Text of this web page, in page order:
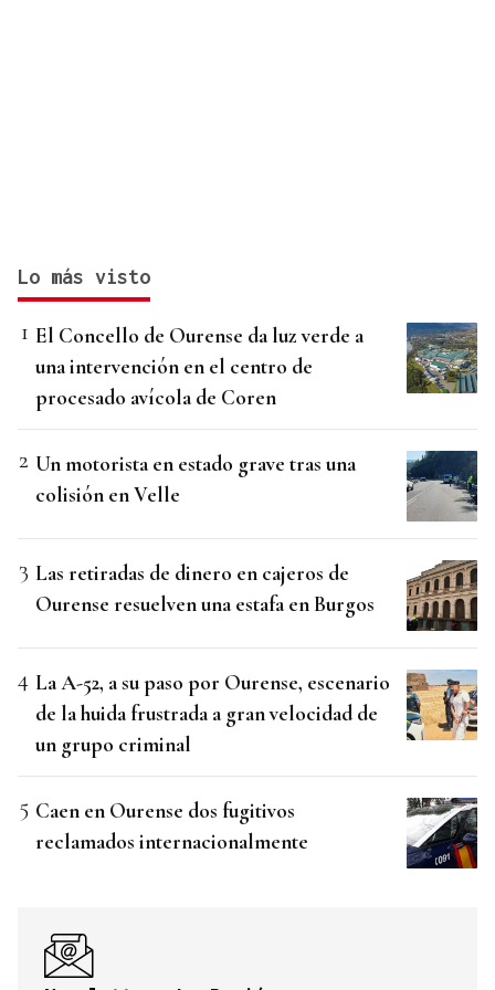
Lo más visto
El Concello de Ourense da luz verde a
una intervención en el centro de
procesado avícola de Coren
Un motorista en estado grave tras una
colisión en Velle
Las retiradas de dinero en cajeros de
Ourense resuelven una estafa en Burgos
La A-52, a su paso por Ourense, escenario
de la huida frustrada a gran velocidad de
un grupo criminal
Caen en Ourense dos fugitivos
reclamados internacionalmente